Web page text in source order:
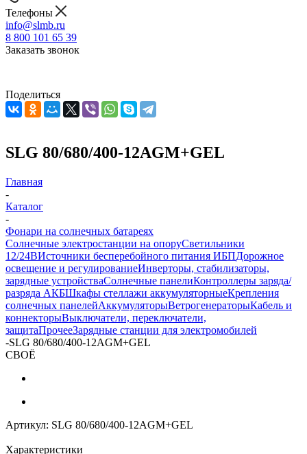
Телефоны
info@slmb.ru
8 800 101 65 39
Заказать звонок
Поделиться
SLG 80/680/400-12AGM+GEL
Главная
-
Каталог
-
Фонари на солнечных батареях
Солнечные электростанции на опоруСветильники
12/24ВИсточники бесперебойного питания ИБПДорожное
освещение и регулированиеИнверторы, стабилизаторы,
зарядные устройстваСолнечные панелиКонтроллеры заряда/
разряда АКБШкафы стеллажи аккумуляторныеКрепления
солнечных панелейАккумуляторыВетрогенераторыКабель и
коннекторыВыключатели, переключатели,
защитаПрочееЗарядные станции для электромобилей
-SLG 80/680/400-12AGM+GEL
СВОЁ
Артикул: SLG 80/680/400-12AGM+GEL
Характеристики